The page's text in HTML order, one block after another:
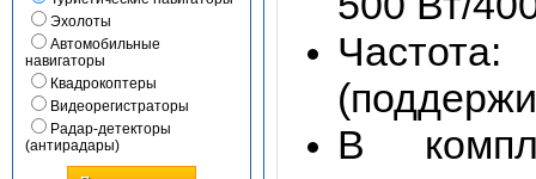
Эхолоты
Автомобильные
навигаторы
Квадрокоптеры
Видеорегистраторы
Радар-детекторы
(антирадары)
В